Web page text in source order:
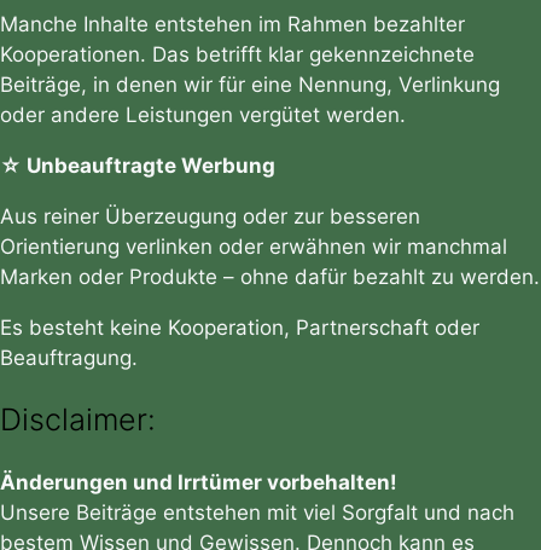
Manche Inhalte entstehen im Rahmen bezahlter
Kooperationen. Das betrifft klar gekennzeichnete
Beiträge, in denen wir für eine Nennung, Verlinkung
oder andere Leistungen vergütet werden.
☆ Unbeauftragte Werbung
Aus reiner Überzeugung oder zur besseren
Orientierung verlinken oder erwähnen wir manchmal
Marken oder Produkte – ohne dafür bezahlt zu werden.
Es besteht keine Kooperation, Partnerschaft oder
Beauftragung.
Disclaimer:
Änderungen und Irrtümer vorbehalten!
Unsere Beiträge entstehen mit viel Sorgfalt und nach
bestem Wissen und Gewissen. Dennoch kann es